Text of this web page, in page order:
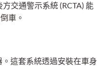
交通警示系統 (RCTA) 能
車。
這套系統透過安裝在車身